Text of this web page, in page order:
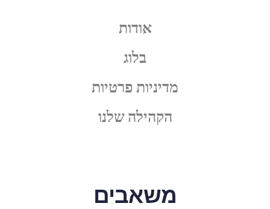
אודות
בלוג
מדיניות פרטיות
הקהילה שלנו
משאבים